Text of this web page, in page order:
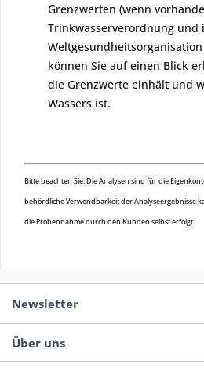
Grenzwerten (wenn
Trinkwasserverordnung und
können Sie auf einen Blick
die Grenzwerte einhält und
Wassers ist.
Bitte beachten Sie: Die Analysen sind für die
behördliche Verwendbarkeit der Analyseergebnisse
die Probennahme durch den Kunden selbst erfolgt.
Newsletter
Über uns